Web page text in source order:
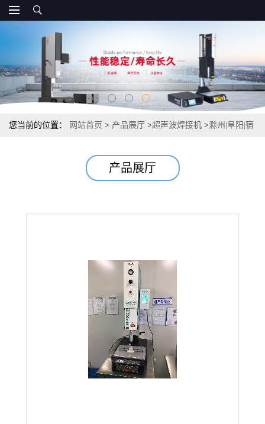
您当前的位置： 网站首页 > 产品展厅 >超声波焊接机 >滁州|阜阳|宿
产品展厅